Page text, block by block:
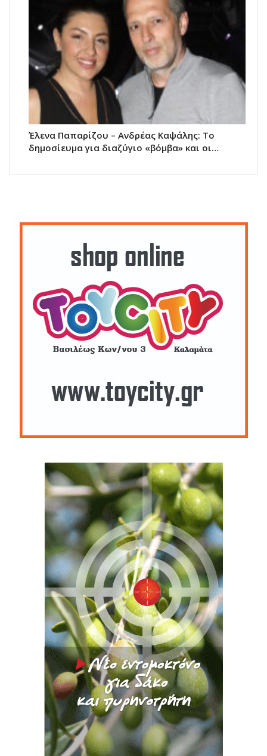
Έλενα Παπαρίζου – Ανδρέας Καψάλης: Το
δημοσίευμα για διαζύγιο «βόμβα» και οι…